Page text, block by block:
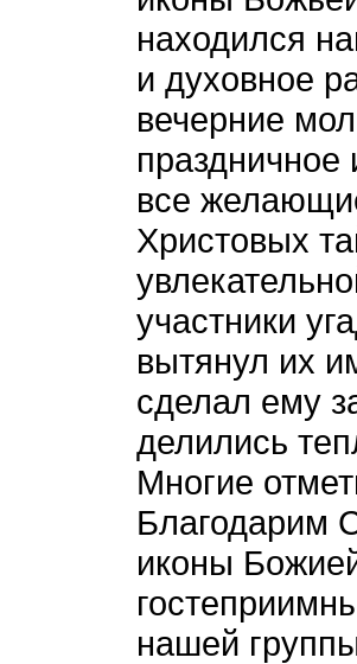
находился
и духовное
вечерние
праздничное
все
Христовых
участники
вытянул их
сделал ему
делились
Многие
Благодарим
иконы
нашей